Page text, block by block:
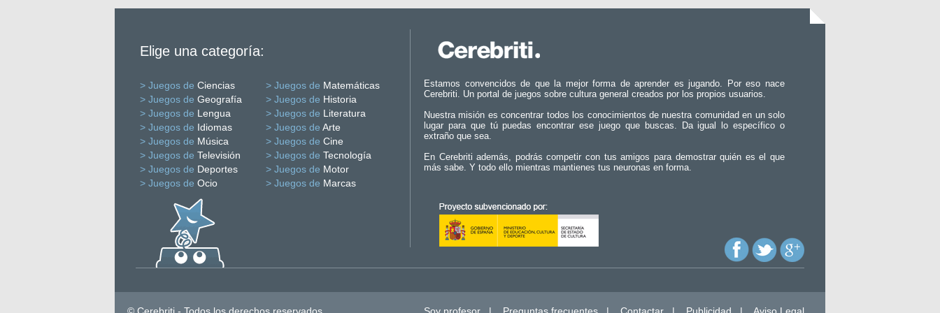
Elige una categoría:
> Juegos de Ciencias > Juegos de Matemáticas
> Juegos de Geografía > Juegos de Historia
> Juegos de Lengua > Juegos de Literatura
> Juegos de Idiomas > Juegos de Arte
> Juegos de Música > Juegos de Cine
> Juegos de Televisión > Juegos de Tecnología
> Juegos de Deportes > Juegos de Motor
> Juegos de Ocio > Juegos de Marcas
Estamos convencidos de que la mejor forma de aprender es jugando. Por eso nace
Cerebriti. Un portal de juegos sobre cultura general creados por los propios usuarios.
Nuestra misión es concentrar todos los conocimientos de nuestra comunidad en un solo
lugar para que tú puedas encontrar ese juego que buscas. Da igual lo específico o
extraño que sea.
En Cerebriti además, podrás competir con tus amigos para demostrar quién es el que
más sabe. Y todo ello mientras mantienes tus neuronas en forma.